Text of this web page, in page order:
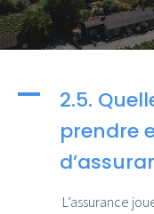
A
2.5.
prendre
L’assurance